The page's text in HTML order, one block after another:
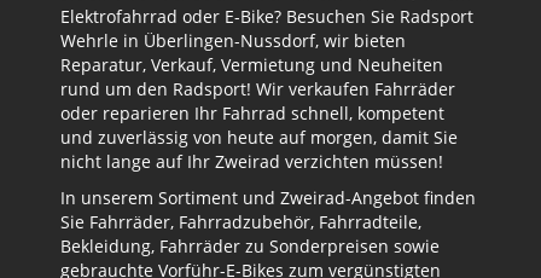
Elektrofahrrad oder E-Bike? Besuchen Sie Radsport
Wehrle in Überlingen-Nussdorf, wir bieten
Reparatur, Verkauf, Vermietung und Neuheiten
rund um den Radsport! Wir verkaufen Fahrräder
oder reparieren Ihr Fahrrad schnell, kompetent
und zuverlässig von heute auf morgen, damit Sie
nicht lange auf Ihr Zweirad verzichten müssen!
In unserem Sortiment und Zweirad-Angebot finden
Sie Fahrräder, Fahrradzubehör, Fahrradteile,
Bekleidung, Fahrräder zu Sonderpreisen sowie
gebrauchte Vorführ-E-Bikes zum vergünstigten